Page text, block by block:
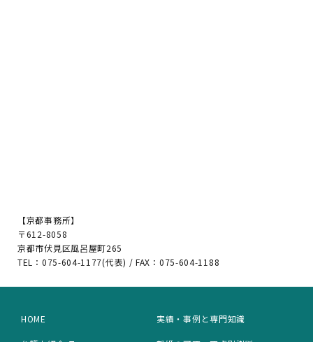
【京都事務所】
〒612-8058
京都市伏見区風呂屋町265
TEL：075-604-1177(代表) / FAX：075-604-1188
HOME 実績・事例と専門知識